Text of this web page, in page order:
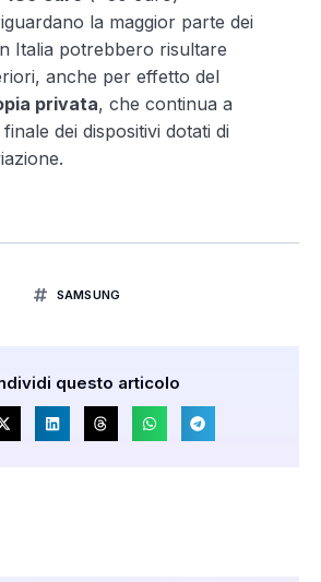
la maggior parte dei
Italia potrebbero risultare
anche per effetto del
privata, che continua a
dei dispositivi dotati di
SAMSUNG
questo articolo